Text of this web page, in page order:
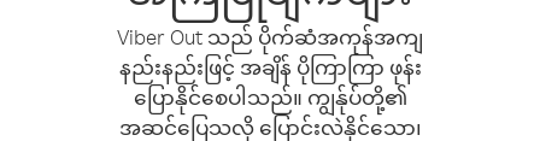
Viber Out သည် ပိုက်ဆံအကုန်အကျ
နည်းနည်းဖြင့် အချိန် ပိုကြာကြာ ဖုန်း
ပြောနိုင်စေပါသည်။ ကျွန်ုပ်တို့၏
အဆင်ပြေသလို ပြောင်းလဲနိုင်သော၊